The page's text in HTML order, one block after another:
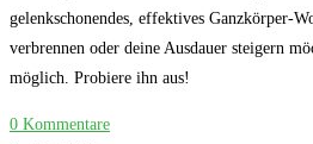
gelenkschonendes, effektives Ganzkörper-
verbrennen oder deine Ausdauer steigern
möglich. Probiere ihn aus!
0 Kommentare